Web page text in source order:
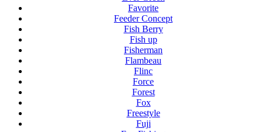
Favorite
Feeder Concept
Fish Berry
Fish up
Fisherman
Flambeau
Flinc
Force
Forest
Fox
Freestyle
Fuji